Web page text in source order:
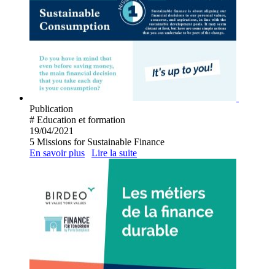
Publication
# Education et formation
19/04/2021
5 Missions for Sustainable Finance
En savoir plus
Lire la suite